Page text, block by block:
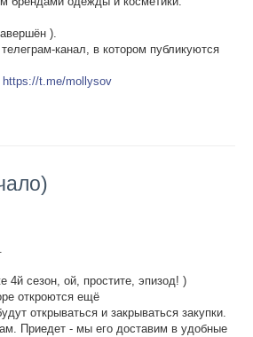
).
канал, в котором публикуются
https://t.me/mollysov
4й сезон, ой, простите, эпизод! )
откроются ещё
открываться и закрываться закупки.
Приедет - мы его доставим в удобные